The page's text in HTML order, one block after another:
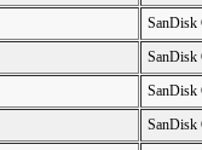
SanDisk
SanDisk
SanDisk
SanDisk